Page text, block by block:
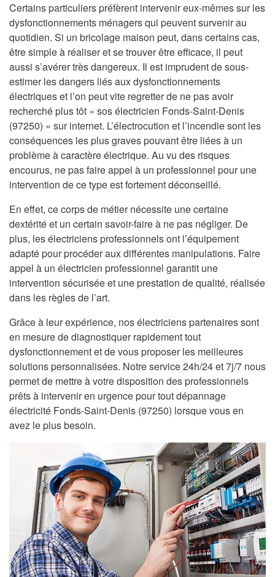
Certains particuliers préfèrent intervenir eux-mêmes sur les
dysfonctionnements ménagers qui peuvent survenir au
quotidien. Si un bricolage maison peut, dans certains cas,
être simple à réaliser et se trouver être efficace, il peut
aussi s’avérer très dangereux. Il est imprudent de sous-
estimer les dangers liés aux dysfonctionnements
électriques et l’on peut vite regretter de ne pas avoir
recherché plus tôt « sos électricien Fonds-Saint-Denis
(97250) » sur internet. L’électrocution et l’incendie sont les
conséquences les plus graves pouvant être liées à un
problème à caractère électrique. Au vu des risques
encourus, ne pas faire appel à un professionnel pour une
intervention de ce type est fortement déconseillé.
En effet, ce corps de métier nécessite une certaine
dextérité et un certain savoir-faire à ne pas négliger. De
plus, les électriciens professionnels ont l’équipement
adapté pour procéder aux différentes manipulations. Faire
appel à un électricien professionnel garantit une
intervention sécurisée et une prestation de qualité, réalisée
dans les règles de l’art.
Grâce à leur expérience, nos électriciens partenaires sont
en mesure de diagnostiquer rapidement tout
dysfonctionnement et de vous proposer les meilleures
solutions personnalisées. Notre service 24h/24 et 7j/7 nous
permet de mettre à votre disposition des professionnels
prêts à intervenir en urgence pour tout dépannage
électricité Fonds-Saint-Denis (97250) lorsque vous en
avez le plus besoin.